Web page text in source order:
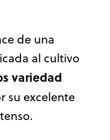
de una
al cultivo
variedad
su excelente